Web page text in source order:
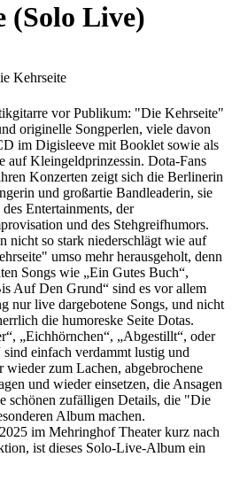
(Solo Live)
Kehrseite
vor Publikum: "Die Kehrseite"
originelle Songperlen, viele davon
im Digisleeve mit Booklet sowie als
auf Kleingeldprinzessin. Dota-Fans
Konzerten zeigt sich die Berlinerin
und großartie Bandleaderin, sie
Entertainments, der
und des Stehgreifhumors.
nicht so stark niederschlägt wie auf
umso mehr herausgeholt, denn
Songs wie „Ein Gutes Buch“,
Auf Den Grund“ sind es vor allem
nur live dargebotene Songs, und nicht
die humoreske Seite Dotas.
„Eichhörnchen“, „Abgestillt“, oder
sind einfach verdammt lustig und
zum Lachen, abgebrochene
und wieder einsetzen, die Ansagen
schönen zufälligen Details, die "Die
Album machen.
im Mehringhof Theater kurz nach
ist dieses Solo-Live-Album ein